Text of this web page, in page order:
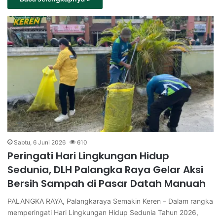
Sabtu, 6 Juni 2026 610
Peringati Hari Lingkungan Hidup
Sedunia, DLH Palangka Raya Gelar Aksi
Bersih Sampah di Pasar Datah Manuah
PALANGKA RAYA, Palangkaraya Semakin Keren – Dalam rangka
memperingati Hari Lingkungan Hidup Sedunia Tahun 2026,